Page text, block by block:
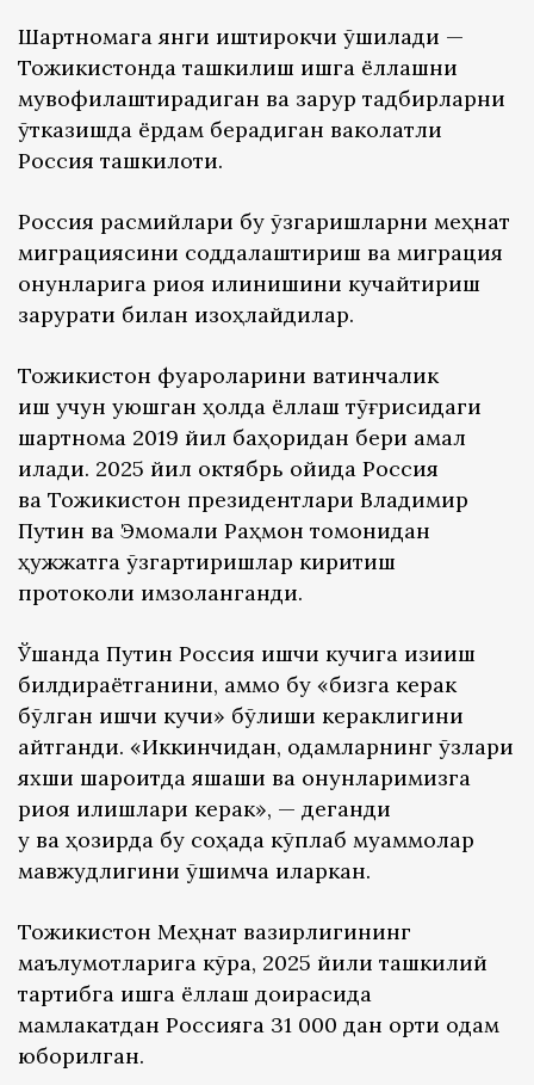
Шартномага янги иштирокчи қўшилади —
Тожикистонда ташкилиш ишга ёллашни
мувофиқлаштирадиган ва зарур тадбирларни
ўтказишда ёрдам берадиган ваколатли
Россия ташкилоти.
Россия расмийлари бу ўзгаришларни меҳнат
миграциясини соддалаштириш ва миграция
қонунларига риоя қилинишини кучайтириш
зарурати билан изоҳлайдилар.
Тожикистон фуқароларини вақтинчалик
иш учун уюшган ҳолда ёллаш тўғрисидаги
шартнома 2019 йил баҳоридан бери амал
қилади. 2025 йил октябрь ойида Россия
ва Тожикистон президентлари Владимир
Путин ва Эмомали Раҳмон томонидан
ҳужжатга ўзгартиришлар киритиш
протоколи имзоланганди.
Ўшанда Путин Россия ишчи кучига қизиқиш
билдираётганини, аммо бу «бизга керак
бўлган ишчи кучи» бўлиши кераклигини
айтганди. «Иккинчидан, одамларнинг ўзлари
яхши шароитда яшаши ва қонунларимизга
риоя қилишлари керак», — деганди
у ва ҳозирда бу соҳада кўплаб муаммолар
мавжудлигини қўшимча қиларкан.
Тожикистон Меҳнат вазирлигининг
маълумотларига кўра, 2025 йили ташкилий
тартибга ишга ёллаш доирасида
мамлакатдан Россияга 31 000 дан ортиқ одам
юборилган.